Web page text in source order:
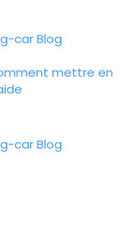
carBlog
mettre en
carBlog